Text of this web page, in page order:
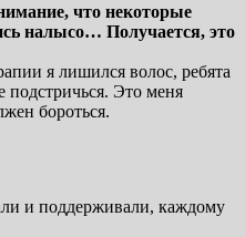
что некоторые
налысо… Получается, это
я лишился волос, ребята
Это меня
бороться.
и поддерживали, каждому